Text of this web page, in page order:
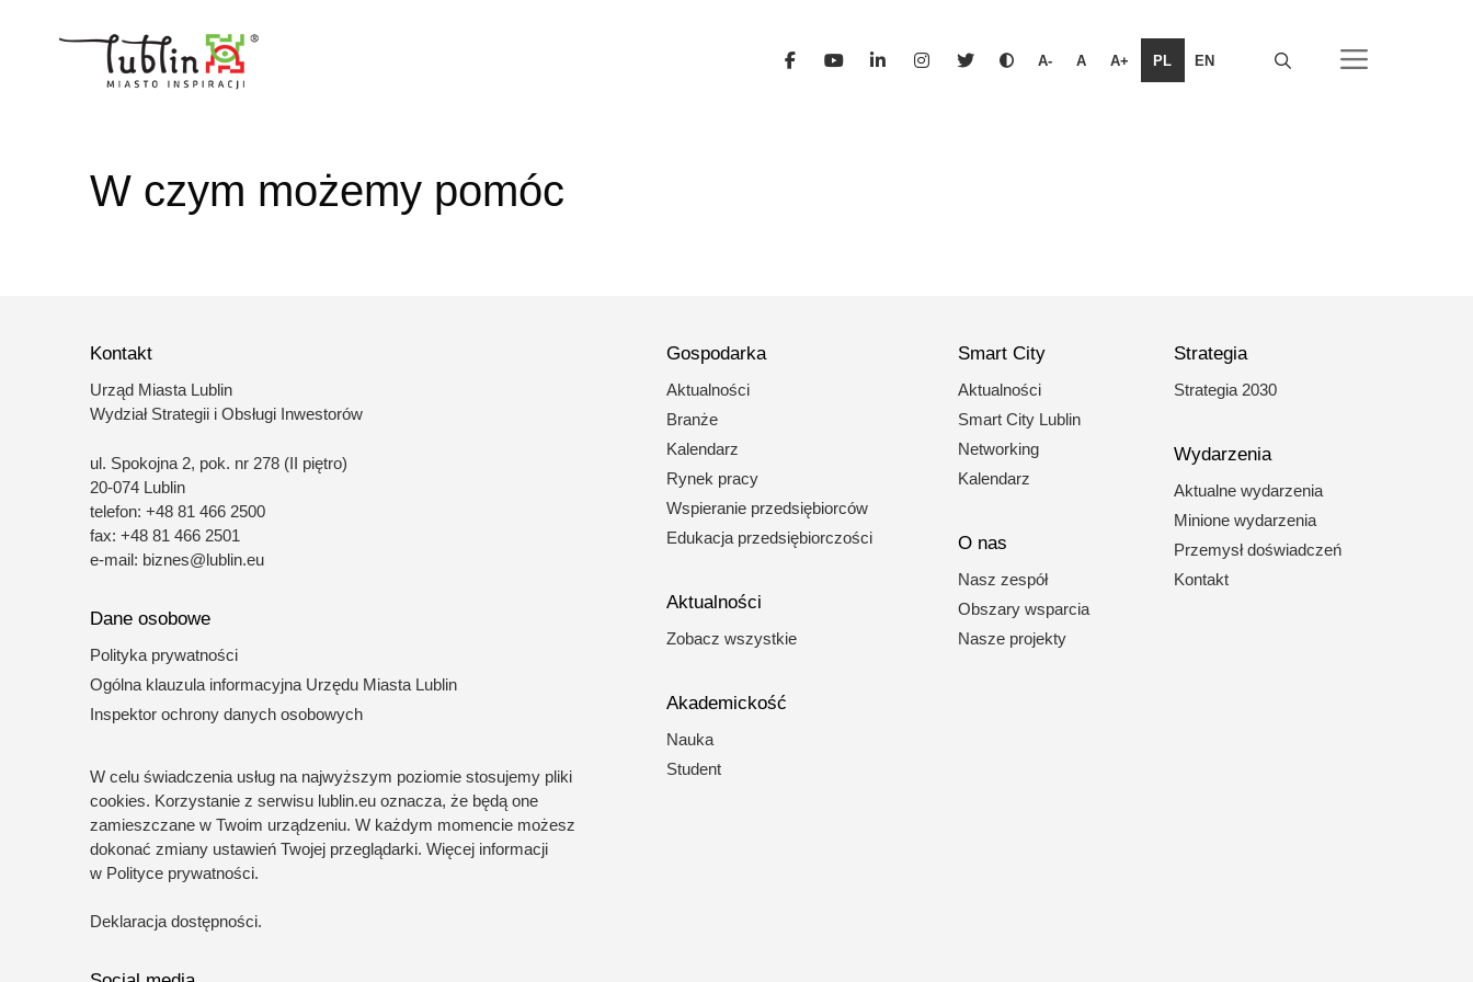
A- A A+ PL EN
W czym możemy pomóc
Kontakt
Urząd Miasta Lublin
Wydział Strategii i Obsługi Inwestorów
ul. Spokojna 2, pok. nr 278 (II piętro)
20-074 Lublin
telefon: +48 81 466 2500
fax: +48 81 466 2501
e-mail: biznes@lublin.eu
Dane osobowe
Polityka prywatności
Ogólna klauzula informacyjna Urzędu Miasta Lublin
Inspektor ochrony danych osobowych
W celu świadczenia usług na najwyższym poziomie stosujemy pliki
cookies. Korzystanie z serwisu lublin.eu oznacza, że będą one
zamieszczane w Twoim urządzeniu. W każdym momencie możesz
dokonać zmiany ustawień Twojej przeglądarki. Więcej informacji
w Polityce prywatności.
Deklaracja dostępności.
Gospodarka
Aktualności
Branże
Kalendarz
Rynek pracy
Wspieranie przedsiębiorców
Edukacja przedsiębiorczości
Aktualności
Zobacz wszystkie
Akademickość
Nauka
Student
Smart City
Aktualności
Smart City Lublin
Networking
Kalendarz
O nas
Nasz zespół
Obszary wsparcia
Nasze projekty
Strategia
Strategia 2030
Wydarzenia
Aktualne wydarzenia
Minione wydarzenia
Przemysł doświadczeń
Kontakt